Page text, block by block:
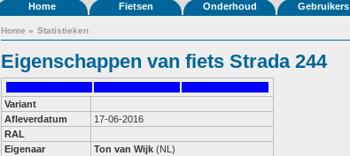
Home Fietsen Onderhoud Gebruikers
Home » Statistieken
Eigenschappen van fiets Strada 244
Variant
Afleverdatum
17-06-2016
RAL
Eigenaar
Ton van Wijk (NL)